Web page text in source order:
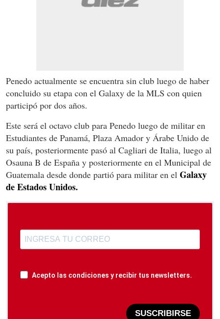
Penedo actualmente se encuentra sin club luego de haber
concluido su etapa con el Galaxy de la MLS con quien
participó por dos años.
Este será el octavo club para Penedo luego de militar en
Estudiantes de Panamá, Plaza Amador y Árabe Unido de
su país, posteriormente pasó al Cagliari de Italia, luego al
Osauna B de España y posteriormente en el Municipal de
Guatemala desde donde partió para militar en el Galaxy
de Estados Unidos.
Acepto las condiciones y recibir tus newsletters.
SUSCRIBIRSE